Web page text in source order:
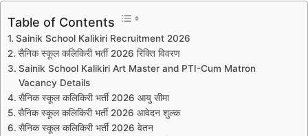
Table of Contents
Sainik School Kalikiri Recruitment 2026
सैनिक स्कूल कलिकिरी भर्ती 2026 रिक्ति विवरण
Sainik School Kalikiri Art Master and PTI-Cum Matron
Vacancy Details
सैनिक स्कूल कलिकिरी भर्ती 2026 आयु सीमा
सैनिक स्कूल कलिकिरी भर्ती 2026 आवेदन शुल्क
सैनिक स्कूल कलिकिरी भर्ती 2026 वेतन